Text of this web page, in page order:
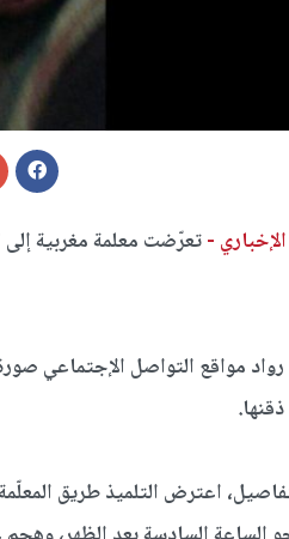
-تعرّضت معلمة مغربية
مواقع التواصل الإجتماعي
اعترض التلميذ طريق